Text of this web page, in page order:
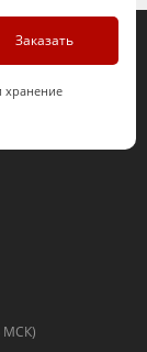
Заказать
хранение
МСК)